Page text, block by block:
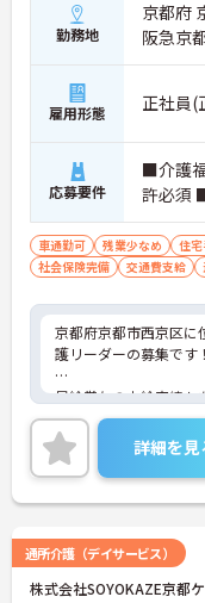
勤務地
京都府
阪急京
雇用形態 正社員(
応募要件
■介護
許必須
車通勤可 残業少なめ 住
社会保険完備
交通費支給
京都府京都市西京区に
護リーダーの募集です！
昇給賞与の支給実績も
価に反映される環境で
ご興味ある方には、面
詳細をお話しいたしま
い！
詳細を見
通所介護（デイサービス）
株式会社SOYOKAZE京都